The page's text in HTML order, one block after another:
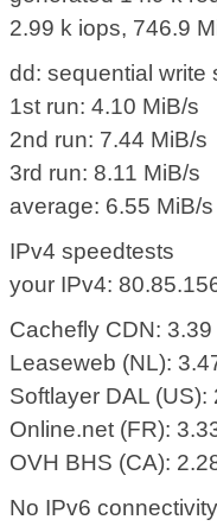
2.99 k iops, 746.9
dd: sequential write
1st run: 4.10 MiB/s
2nd run: 7.44 MiB/s
3rd run: 8.11 MiB/s
average: 6.55 MiB/s
IPv4 speedtests
your IPv4:
Cachefly CDN: 3.39
Leaseweb (NL):
Softlayer DAL (US):
Online.net (FR):
OVH BHS (CA):
No IPv6